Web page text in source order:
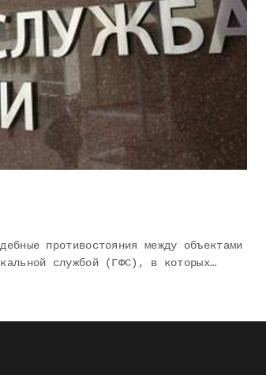
противостояния между объектами
службой (ГФС), в которых…